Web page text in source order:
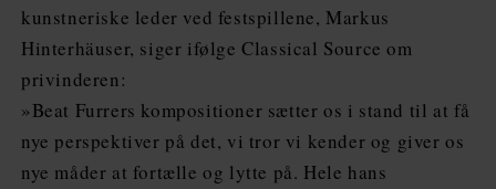
kunstneriske leder ved festspillene, Markus
Hinterhäuser, siger ifølge Classical Source om
privinderen:
»Beat Furrers kompositioner sætter os i stand til at få
nye perspektiver på det, vi tror vi kender og giver os
nye måder at fortælle og lytte på. Hele hans